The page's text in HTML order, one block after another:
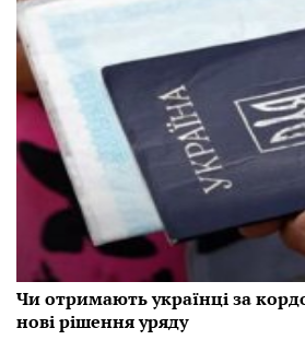
Чи отримають українці за
нові рішення уряду